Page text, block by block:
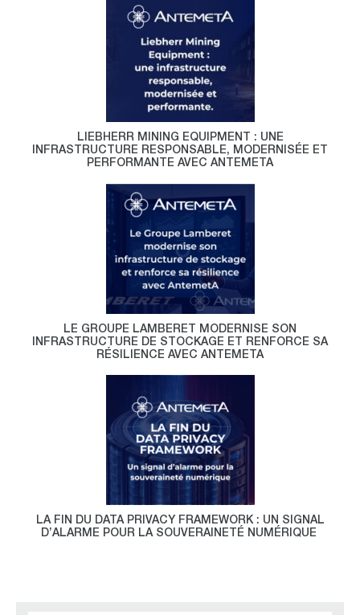
LIEBHERR MINING EQUIPMENT : UNE
INFRASTRUCTURE RESPONSABLE, MODERNISÉE ET
PERFORMANTE AVEC ANTEMETA
LE GROUPE LAMBERET MODERNISE SON
INFRASTRUCTURE DE STOCKAGE ET RENFORCE SA
RÉSILIENCE AVEC ANTEMETA
LA FIN DU DATA PRIVACY FRAMEWORK : UN SIGNAL
D’ALARME POUR LA SOUVERAINETÉ NUMÉRIQUE